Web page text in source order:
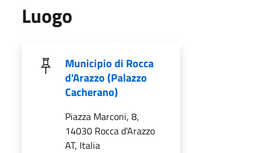
Luogo
Municipio di Rocca
d'Arazzo (Palazzo
Cacherano)
Piazza Marconi, 8,
14030 Rocca d'Arazzo
AT, Italia